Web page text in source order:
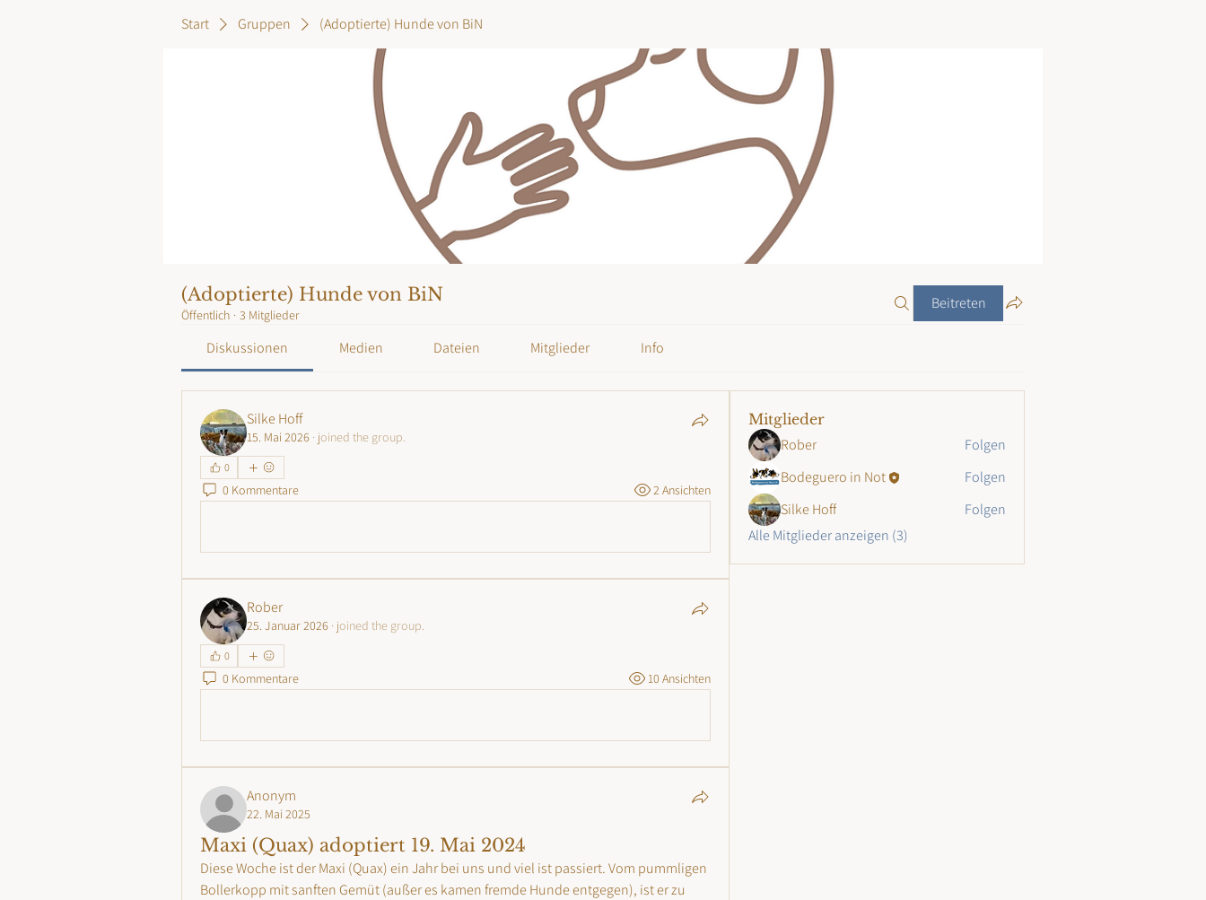
Start Gruppen (Adoptierte) Hunde von BiN
(Adoptierte) Hunde von BiN
Öffentlich · 3 Mitglieder
Beitreten
Diskussionen Medien Dateien Mitglieder Info
Silke Hoff
15. Mai 2026 · joined the group.
0
0 Kommentare 2 Ansichten
Rober
25. Januar 2026 · joined the group.
0
0 Kommentare 10 Ansichten
Anonym
22. Mai 2025
Maxi (Quax) adoptiert 19. Mai 2024
Diese Woche ist der Maxi (Quax) ein Jahr bei uns und viel ist passiert. Vom pummligen
Bollerkopp mit sanften Gemüt (außer es kamen fremde Hunde entgegen), ist er zu
Mitglieder
Rober
Folgen
Bodeguero in Not
Folgen
Silke Hoff
Folgen
Alle Mitglieder anzeigen (3)